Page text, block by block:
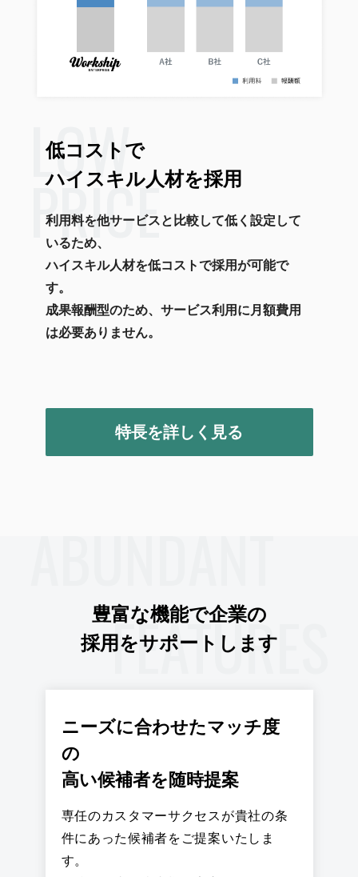
LOW
PRICE
低コストで
ハイスキル人材を採用
利用料を他サービスと比較して低く設定して
いるため、
ハイスキル人材を低コストで採用が可能で
す。
成果報酬型のため、サービス利用に月額費用
は必要ありません。
特長を詳しく見る
FEATURES
豊富な機能で企業の
採用をサポートします
ニーズに合わせたマッチ度
の
高い候補者を随時提案
専任のカスタマーサクセスが貴社の条
件にあった候補者をご提案いたしま
す。